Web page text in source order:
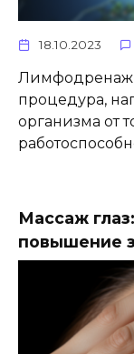
18.10.2023
процедура,
организма от
Массаж
повышение